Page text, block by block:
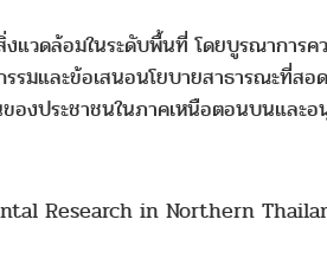
วดล้อมในระดับพื้นที่ โดยบูรณาการ
รมและข้อเสนอนโยบายสาธารณะที่
งประชาชนในภาคเหนือตอนบนและ
Research in Northern